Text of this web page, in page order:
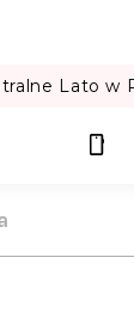
Lato w
TGD